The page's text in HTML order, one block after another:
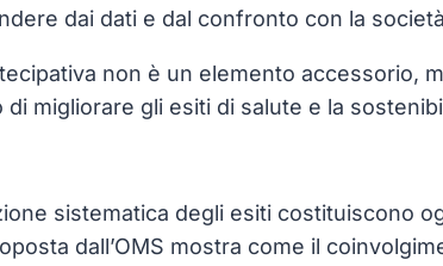
dai dati e dal confronto con la
non è un elemento accessorio,
di migliorare gli esiti di salute e la
sistematica degli esiti costituiscono
dall’OMS mostra come il